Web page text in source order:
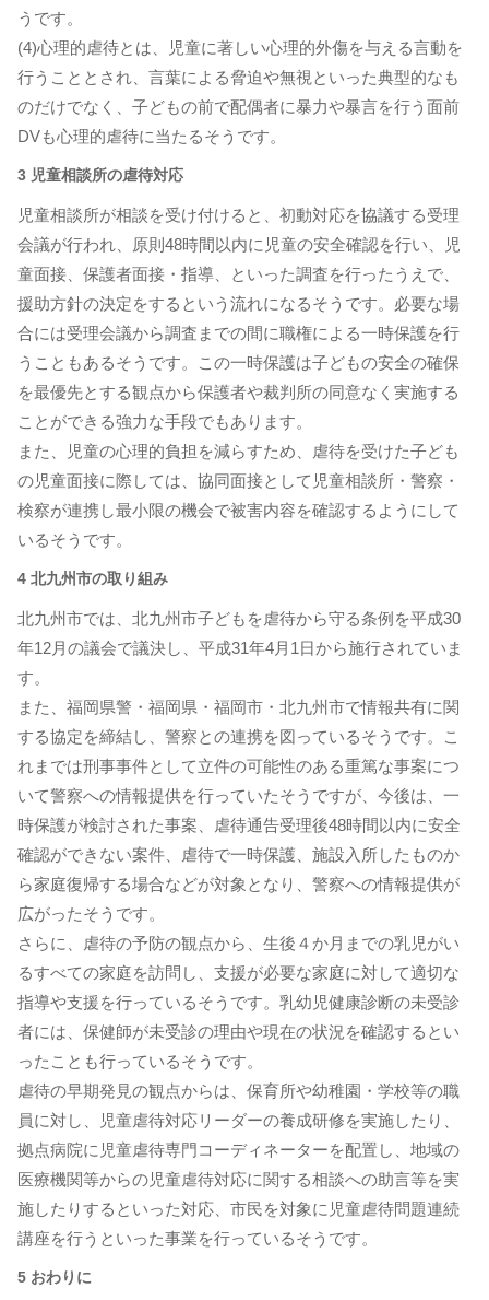
うです。
(4)心理的虐待とは、児童に著しい心理的外傷を与える言動を
行うこととされ、言葉による脅迫や無視といった典型的なも
のだけでなく、子どもの前で配偶者に暴力や暴言を行う面前
DVも心理的虐待に当たるそうです。
3 児童相談所の虐待対応
児童相談所が相談を受け付けると、初動対応を協議する受理
会議が行われ、原則48時間以内に児童の安全確認を行い、児
童面接、保護者面接・指導、といった調査を行ったうえで、
援助方針の決定をするという流れになるそうです。必要な場
合には受理会議から調査までの間に職権による一時保護を行
うこともあるそうです。この一時保護は子どもの安全の確保
を最優先とする観点から保護者や裁判所の同意なく実施する
ことができる強力な手段でもあります。
また、児童の心理的負担を減らすため、虐待を受けた子ども
の児童面接に際しては、協同面接として児童相談所・警察・
検察が連携し最小限の機会で被害内容を確認するようにして
いるそうです。
4 北九州市の取り組み
北九州市では、北九州市子どもを虐待から守る条例を平成30
年12月の議会で議決し、平成31年4月1日から施行されていま
す。
また、福岡県警・福岡県・福岡市・北九州市で情報共有に関
する協定を締結し、警察との連携を図っているそうです。こ
れまでは刑事事件として立件の可能性のある重篤な事案につ
いて警察への情報提供を行っていたそうですが、今後は、一
時保護が検討された事案、虐待通告受理後48時間以内に安全
確認ができない案件、虐待で一時保護、施設入所したものか
ら家庭復帰する場合などが対象となり、警察への情報提供が
広がったそうです。
さらに、虐待の予防の観点から、生後４か月までの乳児がい
るすべての家庭を訪問し、支援が必要な家庭に対して適切な
指導や支援を行っているそうです。乳幼児健康診断の未受診
者には、保健師が未受診の理由や現在の状況を確認するとい
ったことも行っているそうです。
虐待の早期発見の観点からは、保育所や幼稚園・学校等の職
員に対し、児童虐待対応リーダーの養成研修を実施したり、
拠点病院に児童虐待専門コーディネーターを配置し、地域の
医療機関等からの児童虐待対応に関する相談への助言等を実
施したりするといった対応、市民を対象に児童虐待問題連続
講座を行うといった事業を行っているそうです。
5 おわりに